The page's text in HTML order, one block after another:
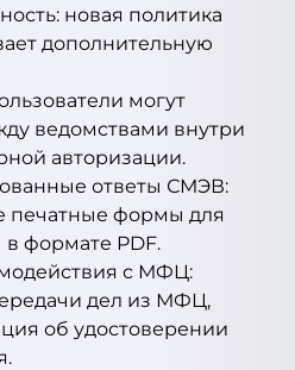
новая политика
дополнительную
могут
ведомствами внутри
авторизации.
ответы СМЭВ:
печатные формы для
в формате PDF.
с МФЦ:
дел из МФЦ,
об удостоверении